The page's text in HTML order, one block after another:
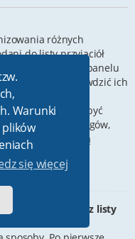
Warunki
się więcej
różnych
do listy przyjaciół
znajdującej się w panelu
szybko sprawdzić ich
Zależnie od
mogą być
do listy wrogów,
nie będą
użytkowników z listy